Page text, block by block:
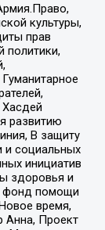
культуры,
прав
политики,
развитию
В защиту
и социальных
инициатив
здоровья и
фонд помощи
время,
Анна, Проект